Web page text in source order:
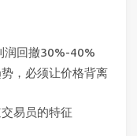
润回撤30%-40%
，必须让价格背离
易员的特征